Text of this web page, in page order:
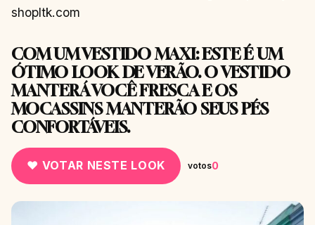
shopltk.com
COM UM VESTIDO MAXI: ESTE É UM
ÓTIMO LOOK DE VERÃO. O VESTIDO
MANTERÁ VOCÊ FRESCA E OS
MOCASSINS MANTERÃO SEUS PÉS
CONFORTÁVEIS.
♥ VOTAR NESTE LOOK votos0